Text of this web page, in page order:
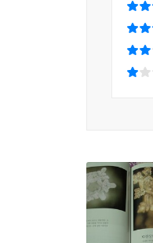
물 결정 사
고려하면
건강하게
마음과 의식
물은 우리
이제 우리